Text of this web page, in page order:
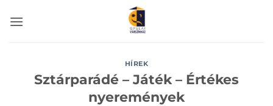
HÍREK
Sztárparádé – Játék – Értékes
nyeremények